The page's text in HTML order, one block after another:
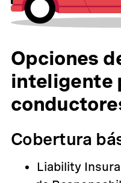
Opciones
inteligente
Cobertura
Liability